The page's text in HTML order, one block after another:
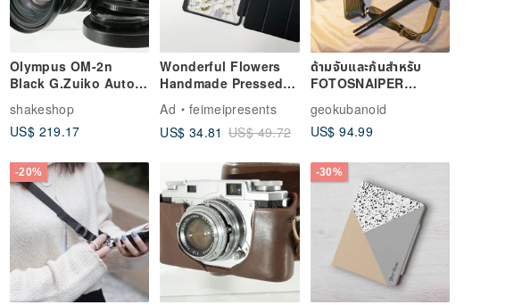
Olympus OM-2n
Black G.Zuiko Auto-S
50mm f1.4 IS/L Lens
A-28 H.Q. Converter
0.8x
shakeshop
US$ 219.17
Wonderful Flowers
Handmade Pressed
Flower iPad Case for
New iPad Air 11in
13in
Ad
feimeipresents
US$ 34.81 US$ 49.72
ด้ามจับและก้นสำหรับ
FOTOSNAIPER
PHOTOSNIPER FS
ZENIT-12S พร้อมเลนส์
TAIR-3S
geokubanoid
US$ 94.99
-20% -30%